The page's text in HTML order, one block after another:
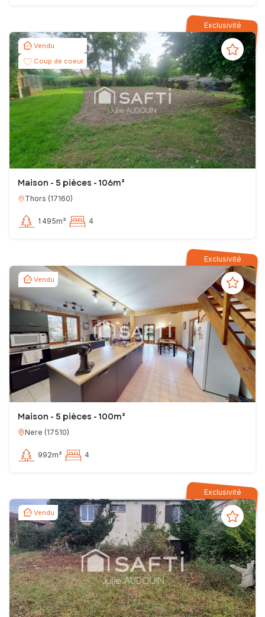
Exclusivité
Vendu
Coup de coeur
Maison - 5 pièces - 106m²
Thors (17160)
1 495m² 4
Exclusivité
Vendu
Maison - 5 pièces - 100m²
Nere (17510)
992m² 4
Exclusivité
Vendu